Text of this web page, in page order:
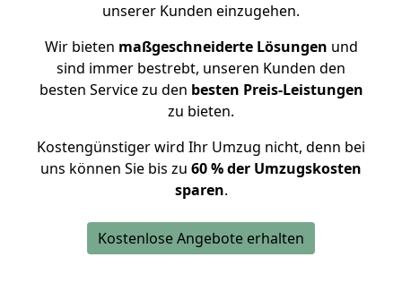
unserer Kunden einzugehen.
Wir bieten maßgeschneiderte Lösungen und
sind immer bestrebt, unseren Kunden den
besten Service zu den besten Preis-Leistungen
zu bieten.
Kostengünstiger wird Ihr Umzug nicht, denn bei
uns können Sie bis zu 60 % der Umzugskosten
sparen.
Kostenlose Angebote erhalten